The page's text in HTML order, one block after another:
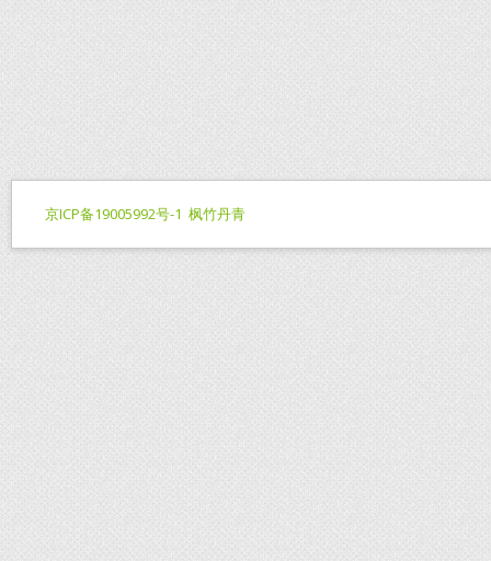
京ICP备19005992号-1 枫竹丹青